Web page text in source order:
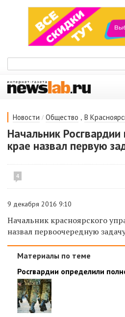
Новости / Общество , В
Начальник
крае назвал первую
4
9 декабря 2016 9:10
Начальник красноярского
назвал первоочередную
Материалы по теме
Росгвардии определили